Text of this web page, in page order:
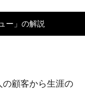
ー」の解説
の顧客から生涯の